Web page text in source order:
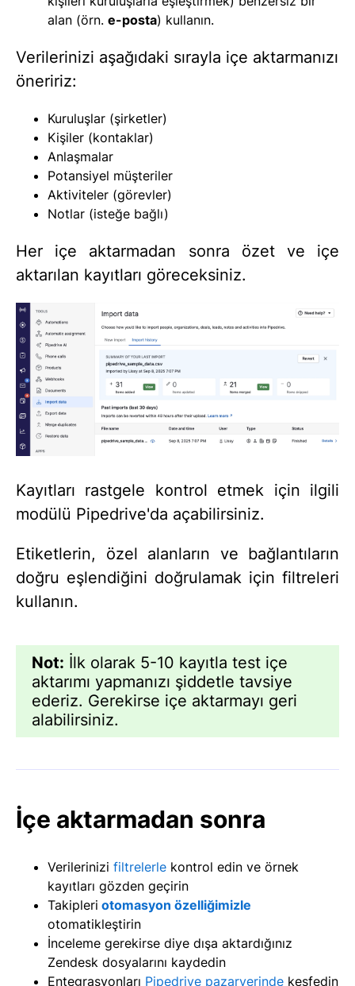
alan (örn. e-posta) kullanın.
Verilerinizi aşağıdaki sırayla içe aktarmanızı
öneririz:
Kuruluşlar (şirketler)
Kişiler (kontaklar)
Anlaşmalar
Potansiyel müşteriler
Aktiviteler (görevler)
Notlar (isteğe bağlı)
Her içe aktarmadan sonra özet ve içe
aktarılan kayıtları göreceksiniz.
Kayıtları rastgele kontrol etmek için ilgili
modülü Pipedrive'da açabilirsiniz.
Etiketlerin, özel alanların ve bağlantıların
doğru eşlendiğini doğrulamak için filtreleri
kullanın.
Not: İlk olarak 5-10 kayıtla test içe
aktarımı yapmanızı şiddetle tavsiye
ederiz. Gerekirse içe aktarmayı geri
alabilirsiniz.
İçe aktarmadan sonra
Verilerinizi filtrelerle kontrol edin ve örnek
kayıtları gözden geçirin
Takipleri otomasyon özelliğimizle
otomatikleştirin
İnceleme gerekirse diye dışa aktardığınız
Zendesk dosyalarını kaydedin
Entegrasyonları Pipedrive pazaryerinde keşfedin